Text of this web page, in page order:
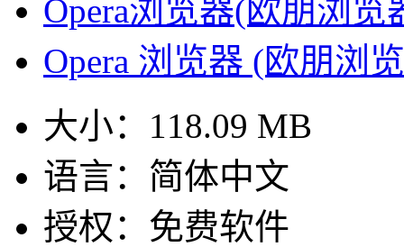
Opera浏览器(欧朋浏览
Opera 浏览器 (欧朋浏
大小： 118.09 MB
语言： 简体中文
授权： 免费软件